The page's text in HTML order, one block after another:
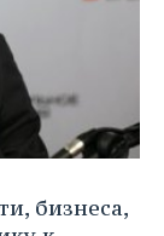
бизнеса,